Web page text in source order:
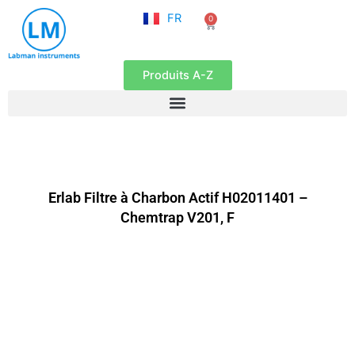
contenu
FR
EN
0
Panier
Produits A-Z
Erlab Filtre à Charbon Actif H02011401 –
Chemtrap V201, F